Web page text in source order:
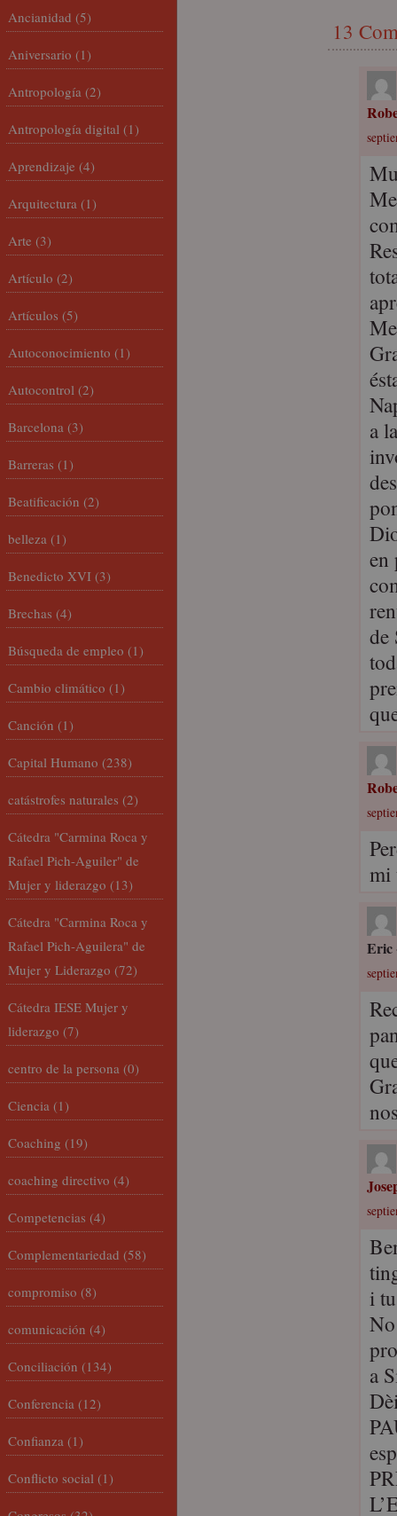
13
a
en
de
mi
Eric
i
a
Ancianidad (5)
Aniversario (1)
Antropología (2)
Antropología digital (1)
Aprendizaje (4)
Arquitectura (1)
Arte (3)
Artículo (2)
Artículos (5)
Autoconocimiento (1)
Autocontrol (2)
Barcelona (3)
Barreras (1)
Beatificación (2)
belleza (1)
Benedicto XVI (3)
Brechas (4)
Búsqueda de empleo (1)
Cambio climático (1)
Canción (1)
Capital Humano (238)
catástrofes naturales (2)
Cátedra "Carmina Roca y
Rafael Pich-Aguiler" de
Mujer y liderazgo (13)
Cátedra "Carmina Roca y
Rafael Pich-Aguilera" de
Mujer y Liderazgo (72)
Cátedra IESE Mujer y
liderazgo (7)
centro de la persona (0)
Ciencia (1)
Coaching (19)
coaching directivo (4)
Competencias (4)
Complementariedad (58)
compromiso (8)
comunicación (4)
Conciliación (134)
Conferencia (12)
Confianza (1)
Conflicto social (1)